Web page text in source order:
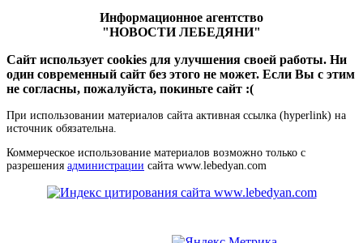
Информационное агентство
"НОВОСТИ ЛЕБЕДЯНИ"
Сайт использует cookies для улучшения своей работы. Ни
один современный сайт без этого не может. Если Вы с этим
не согласны, пожалуйста, покиньте сайт :(
При использовании материалов сайта активная ссылка (hyperlink) на
источник обязательна.
Коммерческое использование материалов возможно только с
разрешения администрации сайта www.lebedyan.com